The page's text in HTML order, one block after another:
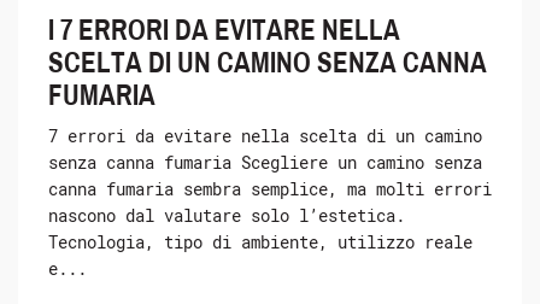
I 7 ERRORI DA EVITARE NELLA
SCELTA DI UN CAMINO SENZA CANNA
FUMARIA
7 errori da evitare nella scelta di un camino
senza canna fumaria Scegliere un camino senza
canna fumaria sembra semplice, ma molti errori
nascono dal valutare solo l’estetica.
Tecnologia, tipo di ambiente, utilizzo reale
e...